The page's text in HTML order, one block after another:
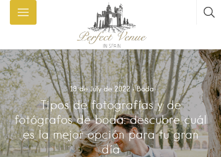
19 de July de 2022 Boda
Tipos de fotografías y de
fotógrafos de boda: descubre cuál
es la mejor opción para tu gran
día